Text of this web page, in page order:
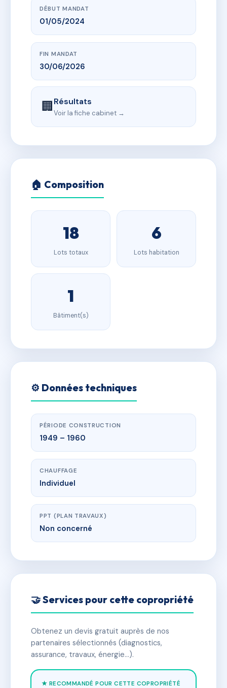
DÉBUT MANDAT
01/05/2024
FIN MANDAT
30/06/2026
🏢Résultats
Voir la fiche cabinet →
🏠 Composition
18
Lots totaux
6
Lots habitation
1
Bâtiment(s)
⚙️ Données techniques
PÉRIODE CONSTRUCTION
1949 – 1960
CHAUFFAGE
Individuel
PPT (PLAN TRAVAUX)
Non concerné
🤝 Services pour cette copropriété
Obtenez un devis gratuit auprès de nos
partenaires sélectionnés (diagnostics,
assurance, travaux, énergie…).
★ RECOMMANDÉ POUR CETTE COPROPRIÉTÉ